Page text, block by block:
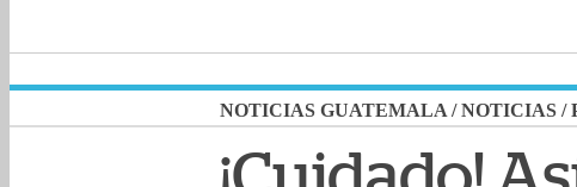
NOTICIAS GUATEMALA /NOTICIAS /